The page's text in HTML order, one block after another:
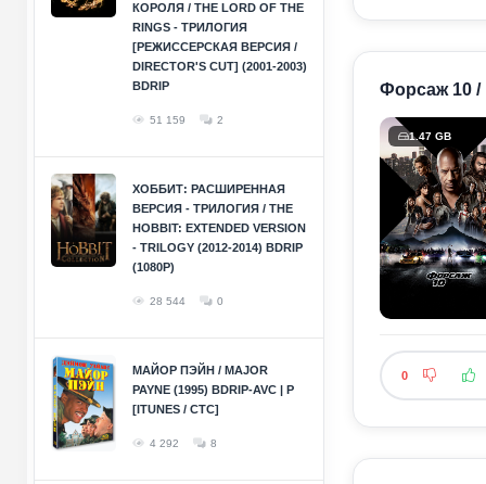
КОРОЛЯ / THE LORD OF THE
RINGS - ТРИЛОГИЯ
[РЕЖИССЕРСКАЯ ВЕРСИЯ /
DIRECTOR'S CUT] (2001-2003)
BDRIP
51 159 2
ХОББИТ: РАСШИРЕННАЯ
ВЕРСИЯ - ТРИЛОГИЯ / THE
HOBBIT: EXTENDED VERSION
- TRILOGY (2012-2014) BDRIP
(1080P)
28 544 0
МАЙОР ПЭЙН / MAJOR
PAYNE (1995) BDRIP-AVC | P
[ITUNES / СТС]
4 292 8
Форсаж 10 /
1.47 GB
0